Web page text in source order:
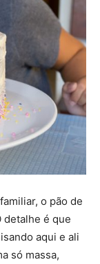
o pão de
detalhe é que
aqui e ali
só massa,